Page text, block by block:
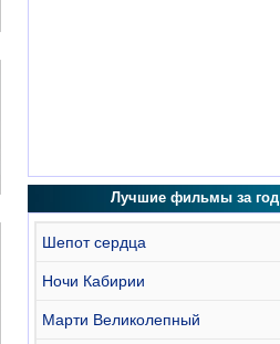
Лучшие фильмы за год
Шепот сердца
Ночи Кабирии
Марти Великолепный